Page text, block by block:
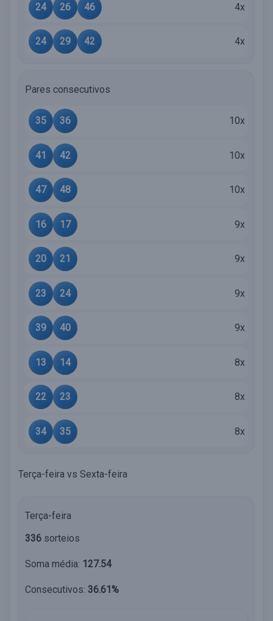
24 26 46 4x
24 29 42 4x
Pares consecutivos
35 36 10x
41 42 10x
47 48 10x
16 17 9x
20 21 9x
23 24 9x
39 40 9x
13 14 8x
22 23 8x
34 35 8x
Terça-feira vs Sexta-feira
Terça-feira
336 sorteios
Soma média: 127.54
Consecutivos: 36.61%